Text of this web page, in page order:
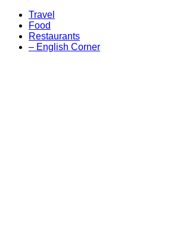
Travel
Food
Restaurants
– English Corner